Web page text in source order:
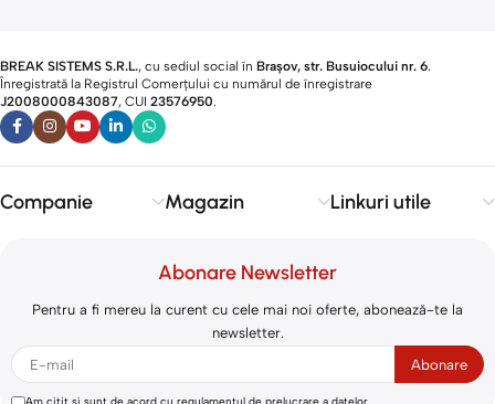
BREAK SISTEMS S.R.L., cu sediul social în Brașov, str. Busuiocului nr. 6.
Înregistrată la Registrul Comerțului cu numărul de înregistrare
J2008000843087, CUI 23576950.​
Companie Magazin Linkuri utile
Abonare Newsletter
Pentru a fi mereu la curent cu cele mai noi oferte, abonează-te la
newsletter.